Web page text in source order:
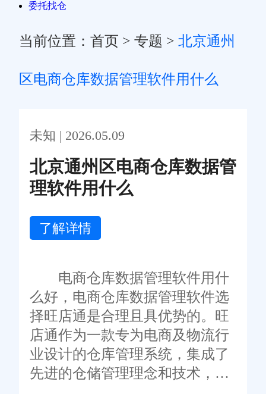
委托找仓
当前位置： 首页 > 专题 > 北京通州
区电商仓库数据管理软件用什么
未知 | 2026.05.09
北京通州区电商仓库数据管
理软件用什么
了解详情
电商仓库数据管理软件用什
么好，电商仓库数据管理软件选
择旺店通是合理且具优势的。旺
店通作为一款专为电商及物流行
业设计的仓库管理系统，集成了
先进的仓储管理理念和技术，能